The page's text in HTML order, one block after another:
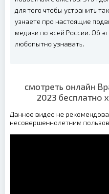
для того чтобы устранить
узнаете про настоящие
медики по всей России. Об
любопытно узнавать.
смотреть онлайн
2023 бесплатно
Данное видео не
несовершеннолетним